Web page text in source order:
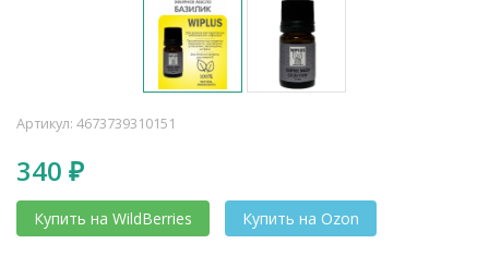
Артикул: 4673739310151
340 ₽
Купить на WildBerries Купить на Ozon